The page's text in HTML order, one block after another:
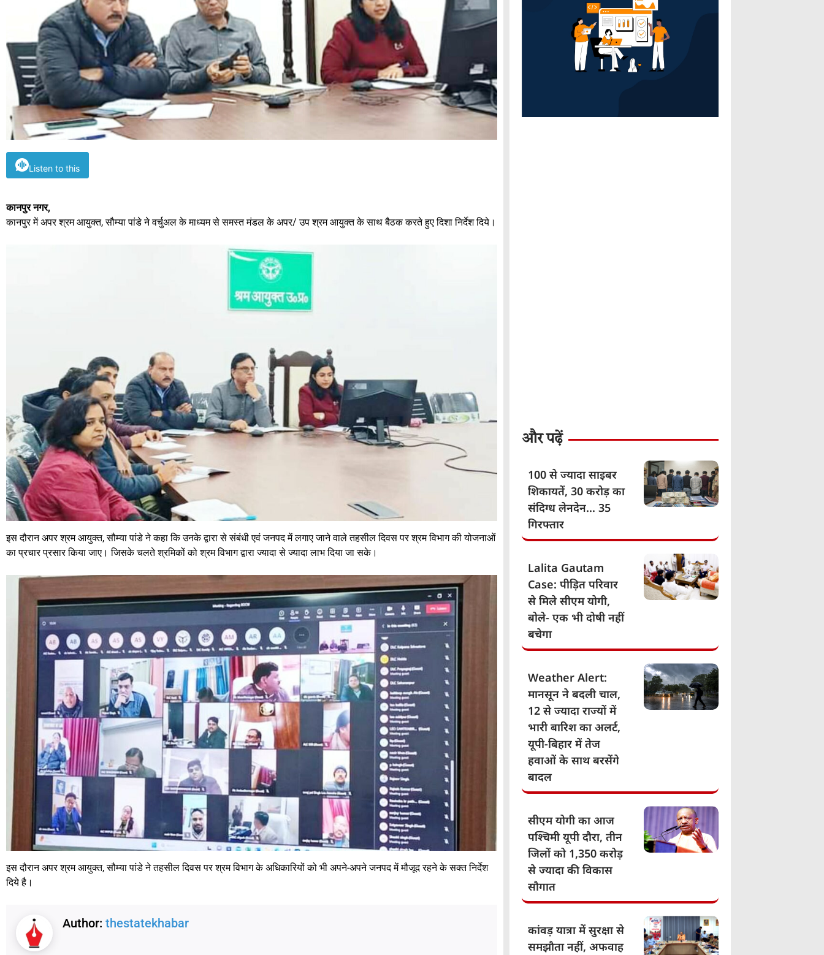
Listen to this
कानपुर नगर,
कानपुर में अपर श्रम आयुक्त, सौम्या पांडे ने वर्चुअल के माध्यम से समस्त मंडल के अपर/ उप श्रम आयुक्त के साथ बैठक करते हुए दिशा निर्देश दिये।
इस दौरान अपर श्रम आयुक्त, सौम्या पांडे ने कहा कि उनके द्वारा से संबंधी एवं जनपद में लगाए जाने वाले तहसील दिवस पर श्रम विभाग की योजनाओं
का प्रचार प्रसार किया जाए। जिसके चलते श्रमिकों को श्रम विभाग द्वारा ज्यादा से ज्यादा लाभ दिया जा सके।
इस दौरान अपर श्रम आयुक्त, सौम्या पांडे ने तहसील दिवस पर श्रम विभाग के अधिकारियों को भी अपने-अपने जनपद में मौजूद रहने के सक्त निर्देश
दिये है।
Author: thestatekhabar
और पढ़ें
100 से ज्यादा साइबर
शिकायतें, 30 करोड़ का
संदिग्ध लेनदेन… 35
गिरफ्तार
Lalita Gautam
Case: पीड़ित परिवार
से मिले सीएम योगी,
बोले- एक भी दोषी नहीं
बचेगा
Weather Alert:
मानसून ने बदली चाल,
12 से ज्यादा राज्यों में
भारी बारिश का अलर्ट,
यूपी-बिहार में तेज
हवाओं के साथ बरसेंगे
बादल
सीएम योगी का आज
पश्चिमी यूपी दौरा, तीन
जिलों को 1,350 करोड़
से ज्यादा की विकास
सौगात
कांवड़ यात्रा में सुरक्षा से
समझौता नहीं, अफवाह